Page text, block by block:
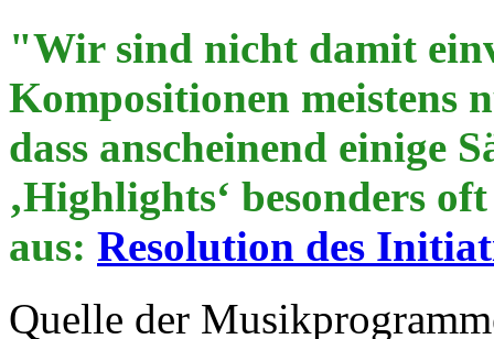
"Wir sind nicht damit
Kompositionen meistens
dass anscheinend einige
‚Highlights‘ besonders
aus: Resolution des
Quelle der